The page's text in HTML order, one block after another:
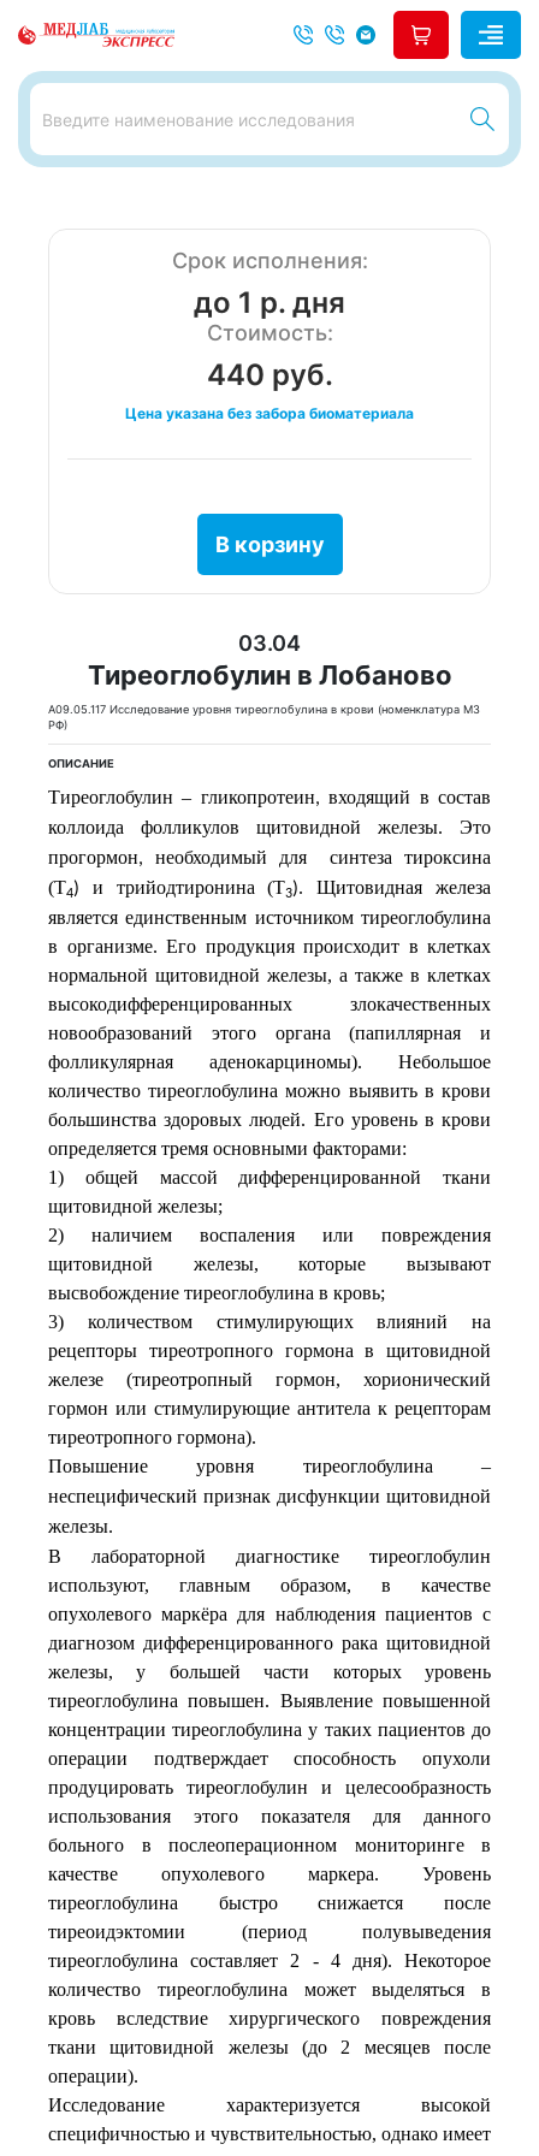
03.04
Тиреоглобулин в Лобаново
A09.05.117 Исследование уровня тиреоглобулина в крови (номенклатура МЗ
РФ)
ОПИСАНИЕ
Тиреоглобулин – гликопротеин,входящий в состав
коллоида
фолликулов щитовидной железы. Это
прогормон, необходимый для синтеза
тироксина
(Т4) и трийодтиронина (T3). Щитовидная железа
является единственным источником тиреоглобулина
в организме. Его продукция происходит в клетках
нормальной щитовидной железы, а также в клетках
высокодифференцированных злокачественных
новообразований этого органа (папиллярная и
фолликулярная аденокарциномы). Небольшое
количество тиреоглобулина можно выявить в крови
большинства здоровых людей. Его уровень в крови
определяется тремя основными факторами:
1) общей массой дифференцированной ткани
щитовидной железы;
2) наличием воспаления или повреждения
щитовидной железы, которые вызывают
высвобождение тиреоглобулина в кровь;
3) количеством стимулирующих влияний на
рецепторы тиреотропного гормона в щитовидной
железе (тиреотропный гормон, хорионический
гормон или стимулирующие антитела к рецепторам
тиреотропного гормона).
Повышение уровня тиреоглобулина –
неспецифический признак дисфункции щитовидной
железы.
В лабораторной диагностике тиреоглобулин
используют, главным образом, в качестве
опухолевого маркёра для наблюдения пациентов с
диагнозом дифференцированного рака щитовидной
железы, у большей части которых уровень
тиреоглобулина повышен. Выявление повышенной
концентрации тиреоглобулина у таких пациентов до
операции подтверждает способность опухоли
продуцировать тиреоглобулин и целесообразность
использования этого показателя для данного
больного в послеоперационном мониторинге в
качестве опухолевого маркера. Уровень
тиреоглобулина быстро снижается после
тиреоидэктомии (период полувыведения
тиреоглобулина составляет 2 - 4 дня). Некоторое
количество тиреоглобулина может выделяться в
кровь вследствие хирургического повреждения
ткани щитовидной железы (до 2 месяцев после
операции).
Исследование характеризуется высокой
специфичностью и чувствительностью, однако имеет
Срок исполнения:
до 1 р. дня
Стоимость:
440 руб.
Цена указана без забора биоматериала
В корзину